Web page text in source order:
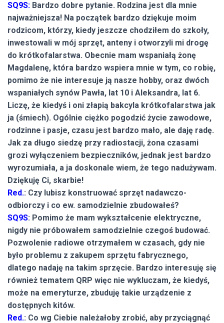
SQ9S: Bardzo dobre pytanie. Rodzina jest dla mnie
najważniejsza! Na początek bardzo dziękuje moim
rodzicom, którzy, kiedy jeszcze chodziłem do szkoły,
inwestowali w mój sprzęt, anteny i otworzyli mi drogę
do krótkofalarstwa. Obecnie mam wspaniałą żonę
Magdalenę, która bardzo wspiera mnie w tym, co robię,
pomimo że nie interesuje ją nasze hobby, oraz dwóch
wspaniałych synów Pawła, lat 10 i Aleksandra, lat 6.
Liczę, że kiedyś i oni złapią bakcyla krótkofalarstwa jak
ja (śmiech). Ogólnie ciężko pogodzić życie zawodowe,
rodzinne i pasje, czasu jest bardzo mało, ale daję radę.
Jak za długo siedzę przy radiostacji, żona czasami
grozi wyłączeniem bezpieczników, jednak jest bardzo
wyrozumiała, a ja doskonale wiem, że tego nadużywam.
Dziękuję Ci, skarbie!
Red.: Czy lubisz konstruować sprzęt nadawczo-
odbiorczy i co ew. samodzielnie zbudowałeś?
SQ9S: Pomimo że mam wykształcenie elektryczne,
nigdy nie próbowałem samodzielnie czegoś budować.
Pozwolenie radiowe otrzymałem w czasach, gdy nie
było problemu z zakupem sprzętu fabrycznego,
dlatego nadaję na takim sprzęcie. Bardzo interesuję się
również tematem QRP więc nie wykluczam, że kiedyś,
może na emeryturze, zbuduję takie urządzenie z
dostępnych kitów.
Red.: Co wg Ciebie należałoby zrobić, aby przyciągnąć